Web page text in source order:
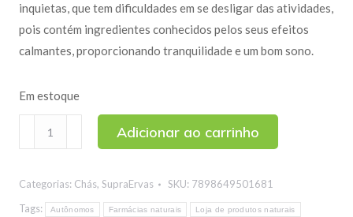
inquietas, que tem dificuldades em se desligar das atividades,
pois contém ingredientes conhecidos pelos seus efeitos
calmantes, proporcionando tranquilidade e um bom sono.
Em estoque
Calmi
500ml
quantidade
Adicionar ao carrinho
Categorias: Chás, SupraErvas SKU: 7898649501681
Tags:
Autônomos Farmácias naturais Loja de produtos naturais